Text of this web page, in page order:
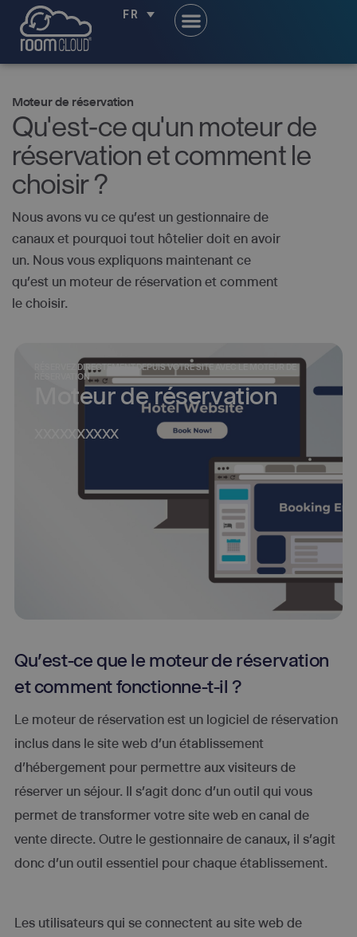
FR
Moteur de réservation
Qu'est-ce qu'un moteur de
réservation et comment le
choisir ?
Nous avons vu ce qu’est un gestionnaire de
canaux et pourquoi tout hôtelier doit en avoir
un. Nous vous expliquons maintenant ce
qu’est un moteur de réservation et comment
le choisir.
RÉSERVEZ DIRECTEMENT DEPUIS VOTRE SITE AVEC LE MOTEUR DE
RÉSERVATION
Moteur de réservation
XXXXXXXXXX
Qu'est-ce que le moteur de réservation
et comment fonctionne-t-il ?
Le moteur de réservation est un logiciel de réservation
inclus dans le site web d’un établissement
d’hébergement pour permettre aux visiteurs de
réserver un séjour. Il s’agit donc d’un outil qui vous
permet de transformer votre site web en canal de
vente directe. Outre le gestionnaire de canaux, il s’agit
donc d’un outil essentiel pour chaque établissement.
Les utilisateurs qui se connectent au site web de